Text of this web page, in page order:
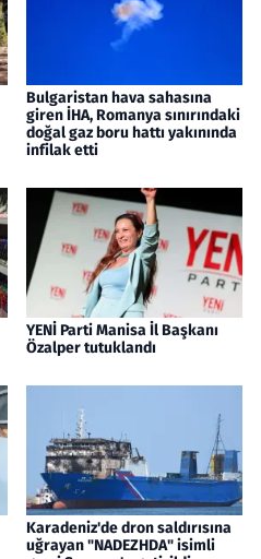
Bulgaristan hava sahasına
giren İHA, Romanya sınırındaki
doğal gaz boru hattı yakınında
infilak etti
YENİ Parti Manisa İl Başkanı
Özalper tutuklandı
Karadeniz'de dron saldırısına
uğrayan "NADEZHDA" isimli